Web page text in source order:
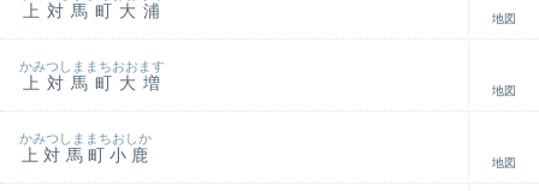
上対馬町大浦 地図
上対馬町大増
かみつしままちおおます
地図
上対馬町小鹿
かみつしままちおしか
地図